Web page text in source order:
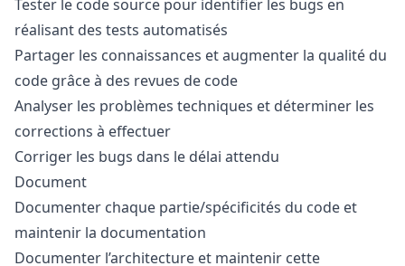
Tester le code source pour identifier les bugs en
réalisant des tests automatisés
Partager les connaissances et augmenter la qualité du
code grâce à des revues de code
Analyser les problèmes techniques et déterminer les
corrections à effectuer
Corriger les bugs dans le délai attendu
Document
Documenter chaque partie/spécificités du code et
maintenir la documentation
Documenter l’architecture et maintenir cette